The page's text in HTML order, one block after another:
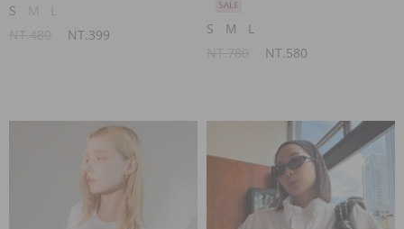
S
NT.399 S M
L
NT.580